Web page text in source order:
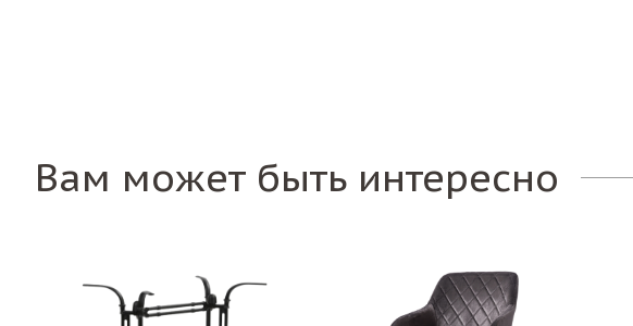
Вам может быть интересно